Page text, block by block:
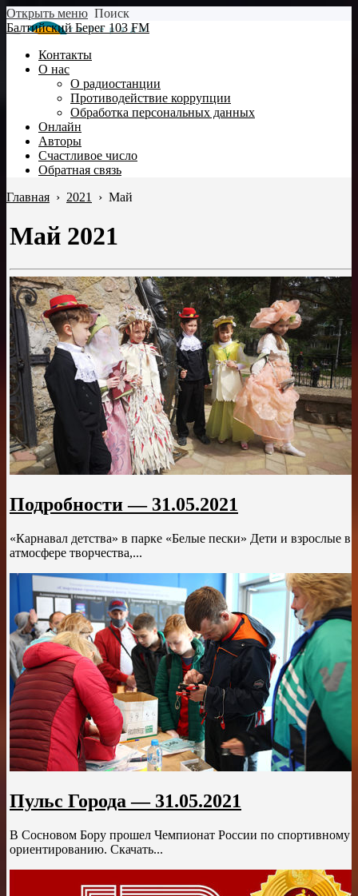
Открыть меню Поиск
Балтийский Берег 103 FM
Контакты
О нас
О радиостанции
Противодействие коррупции
Обработка персональных данных
Онлайн
Авторы
Счастливое число
Обратная связь
Главная › 2021 › Май
Май 2021
Подробности — 31.05.2021
«Карнавал детства» в парке «Белые пески» Дети и взрослые в
атмосфере творчества,...
Пульс Города — 31.05.2021
В Сосновом Бору прошел Чемпионат России по спортивному
ориентированию. Скачать...